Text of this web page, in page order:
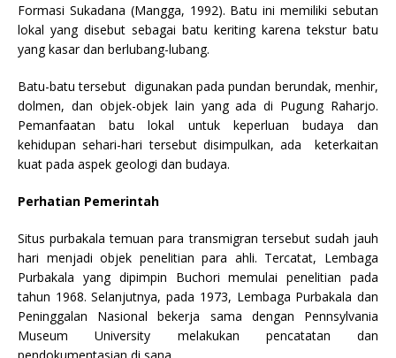
Formasi Sukadana (Mangga, 1992). Batu ini memiliki sebutan
lokal yang disebut sebagai batu keriting karena tekstur batu
yang kasar dan berlubang-lubang.
Batu-batu tersebut digunakan pada pundan berundak, menhir,
dolmen, dan objek-objek lain yang ada di Pugung Raharjo.
Pemanfaatan batu lokal untuk keperluan budaya dan
kehidupan sehari-hari tersebut disimpulkan, ada keterkaitan
kuat pada aspek geologi dan budaya.
Perhatian Pemerintah
Situs purbakala temuan para transmigran tersebut sudah jauh
hari menjadi objek penelitian para ahli. Tercatat, Lembaga
Purbakala yang dipimpin Buchori memulai penelitian pada
tahun 1968. Selanjutnya, pada 1973, Lembaga Purbakala dan
Peninggalan Nasional bekerja sama dengan Pennsylvania
Museum University melakukan pencatatan dan
pendokumentasian di sana.